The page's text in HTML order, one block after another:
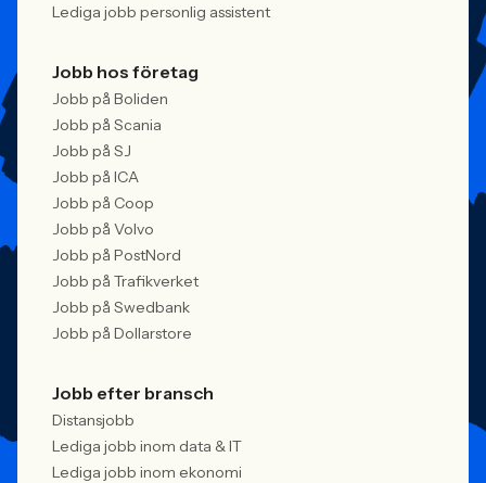
Lediga jobb personlig assistent
Jobb hos företag
Jobb på Boliden
Jobb på Scania
Jobb på SJ
Jobb på ICA
Jobb på Coop
Jobb på Volvo
Jobb på PostNord
Jobb på Trafikverket
Jobb på Swedbank
Jobb på Dollarstore
Jobb efter bransch
Distansjobb
Lediga jobb inom data & IT
Lediga jobb inom ekonomi